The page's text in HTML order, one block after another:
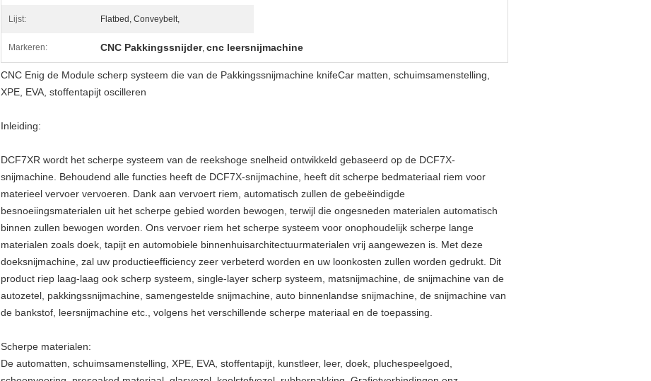
Lijst: Flatbed, Conveybelt,
Markeren: CNC Pakkingssnijder, cnc leersnijmachine
CNC Enig de Module scherp systeem die van de Pakkingssnijmachine knifeCar matten, schuimsamenstelling,
XPE, EVA, stoffentapijt oscilleren
Inleiding:
DCF7XR wordt het scherpe systeem van de reekshoge snelheid ontwikkeld gebaseerd op de DCF7X-
snijmachine. Behoudend alle functies heeft de DCF7X-snijmachine, heeft dit scherpe bedmateriaal riem voor
materieel vervoer vervoeren. Dank aan vervoert riem, automatisch zullen de gebeëindigde
besnoeiingsmaterialen uit het scherpe gebied worden bewogen, terwijl die ongesneden materialen automatisch
binnen zullen bewogen worden. Ons vervoer riem het scherpe systeem voor onophoudelijk scherpe lange
materialen zoals doek, tapijt en automobiele binnenhuisarchitectuurmaterialen vrij aangewezen is. Met deze
doeksnijmachine, zal uw productieefficiency zeer verbeterd worden en uw loonkosten zullen worden gedrukt. Dit
product riep laag-laag ook scherp systeem, single-layer scherp systeem, matsnijmachine, de snijmachine van de
autozetel, pakkingssnijmachine, samengestelde snijmachine, auto binnenlandse snijmachine, de snijmachine van
de bankstof, leersnijmachine etc., volgens het verschillende scherpe materiaal en de toepassing.
Scherpe materialen:
De automatten, schuimsamenstelling, XPE, EVA, stoffentapijt, kunstleer, leer, doek, pluchespeelgoed,